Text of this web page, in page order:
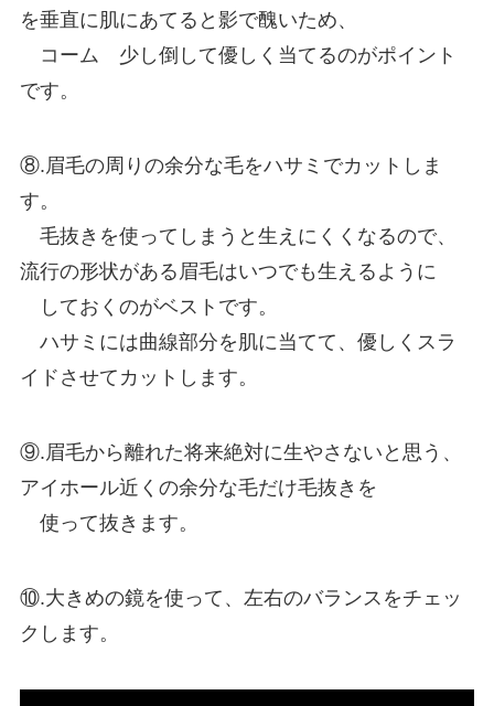
を垂直に肌にあてると影で醜いため、
コーム 少し倒して優しく当てるのがポイント
です。
⑧.眉毛の周りの余分な毛をハサミでカットしま
す。
毛抜きを使ってしまうと生えにくくなるので、
流行の形状がある眉毛はいつでも生えるように
しておくのがベストです。
ハサミには曲線部分を肌に当てて、優しくスラ
イドさせてカットします。
⑨.眉毛から離れた将来絶対に生やさないと思う、
アイホール近くの余分な毛だけ毛抜きを
使って抜きます。
⑩.大きめの鏡を使って、左右のバランスをチェッ
クします。